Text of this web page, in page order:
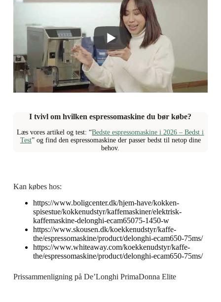
I tvivl om hvilken espressomaskine du bør købe?
Læs vores artikel og test: “Bedste espressomaskine i 2026 – Bedst i
Test” og find den espressomaskine der passer bedst til netop dine
behov.
Kan købes hos:
https://www.boligcenter.dk/hjem-have/kokken-
spisestue/kokkenudstyr/kaffemaskiner/elektrisk-
kaffemaskine-delonghi-ecam65075-1450-w
https://www.skousen.dk/koekkenudstyr/kaffe-
the/espressomaskine/product/delonghi-ecam650-75ms/
https://www.whiteaway.com/koekkenudstyr/kaffe-
the/espressomaskine/product/delonghi-ecam650-75ms/
Prissammenligning på De’Longhi PrimaDonna Elite